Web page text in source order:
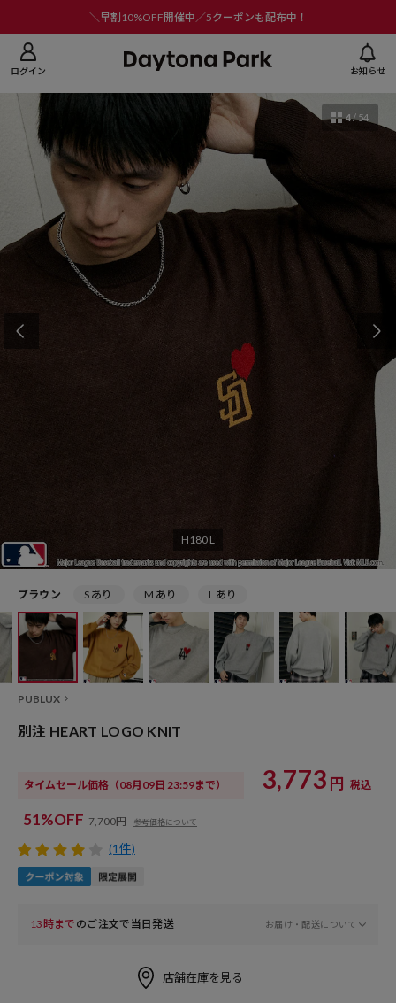
＼早割10%OFF開催中／5クーポンも配布中！
ログイン お知らせ
H180 L
4/54
ブラウン S あり M あり L あり
PUBLUX
別注 HEART LOGO KNIT
タイムセール価格 （08月09日 23:59まで） 3,773 円 税込
51%OFF 7,700円 参考価格について
(1件)
13時まで のご注文で当日発送 お届け・配送について
店舗在庫を見る